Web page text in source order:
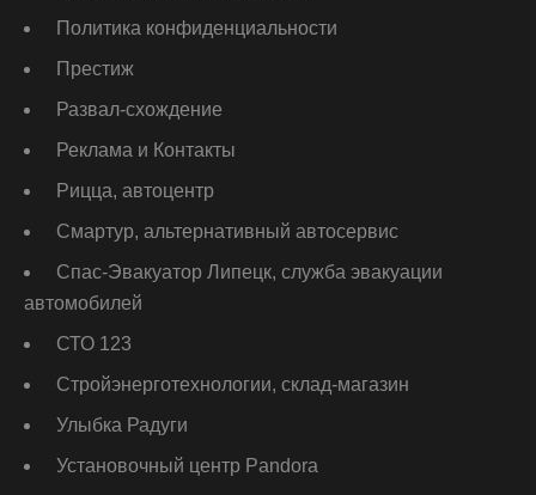
Политика конфиденциальности
Престиж
Развал-схождение
Реклама и Контакты
Рицца, автоцентр
Смартур, альтернативный автосервис
Спас-Эвакуатор Липецк, служба эвакуации
автомобилей
СТО 123
Стройэнерготехнологии, склад-магазин
Улыбка Радуги
Установочный центр Pandora